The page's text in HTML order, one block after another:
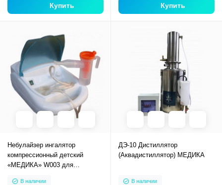
Купить Купить
Небулайзер ингалятор
компрессионный детский
«МЕДИКА» W003 для
В наличии
ДЭ-10 Дистиллятор
(Аквадистиллятор) МЕДИКА
В наличии